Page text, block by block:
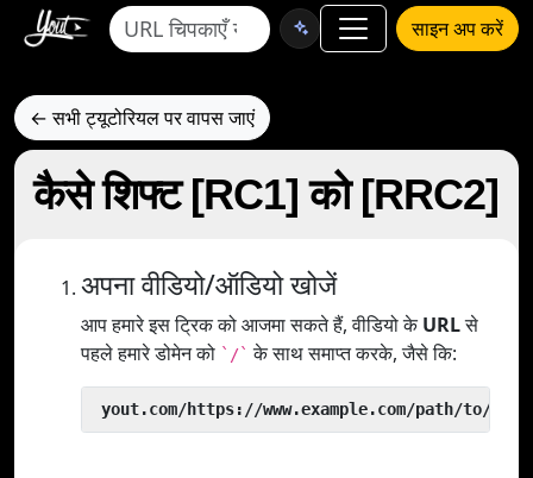
साइन अप करें
← सभी ट्यूटोरियल पर वापस जाएं
कैसे शिफ्ट [RC1] को [RRC2]
अपना वीडियो/ऑडियो खोजें
आप हमारे इस ट्रिक को आजमा सकते हैं, वीडियो केURLसे
पहले हमारे डोमेन को `/` के साथ समाप्त करके, जैसे कि:
yout.com/https://www.example.com/path/to/